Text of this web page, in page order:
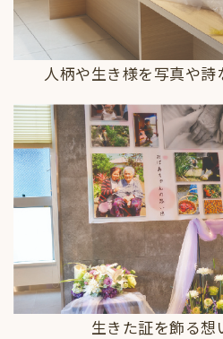
人柄や生き様を写真や
生きた証を飾る想